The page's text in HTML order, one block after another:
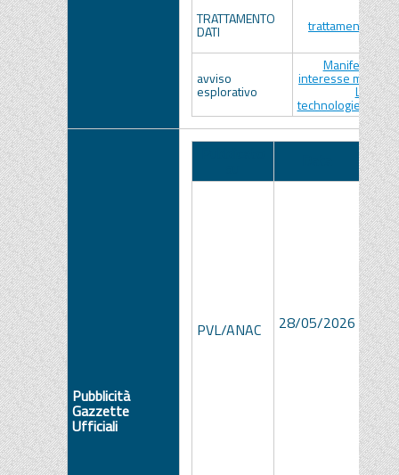
TRATTAMENTO
DATI trattamento
avviso
esplorativo
interesse
Life
Pubblicità
Gazzette
Ufficiali
PVL/ANAC 28/05/2026